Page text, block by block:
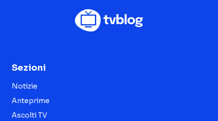
Sezioni
Notizie
Anteprime
Ascolti TV